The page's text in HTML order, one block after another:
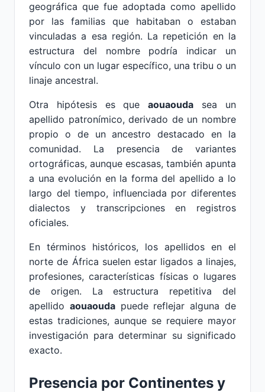
geográfica que fue adoptada como apellido
por las familias que habitaban o estaban
vinculadas a esa región. La repetición en la
estructura del nombre podría indicar un
vínculo con un lugar específico, una tribu o un
linaje ancestral.
Otra hipótesis es queaouaouda sea un
apellido patronímico, derivado de un nombre
propio o de un ancestro destacado en la
comunidad. La presencia de variantes
ortográficas, aunque escasas, también apunta
a una evolución en la forma del apellido a lo
largo del tiempo, influenciada por diferentes
dialectos y transcripciones en registros
oficiales.
En términos históricos, los apellidos en el
norte de África suelen estar ligados a linajes,
profesiones, características físicas o lugares
de origen. La estructura repetitiva del
apellido aouaoudapuede reflejar alguna de
estas tradiciones, aunque se requiere mayor
investigación para determinar su significado
exacto.
Presencia por Continentes y